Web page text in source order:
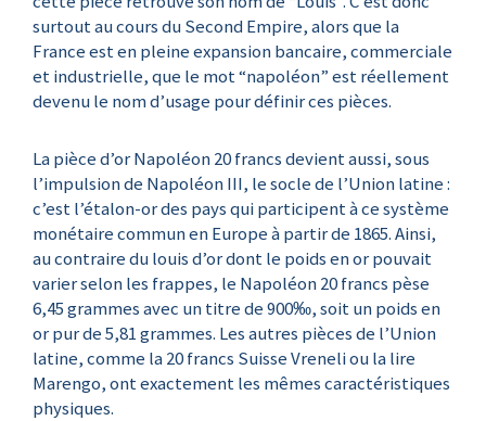
surtout au cours du Second Empire, alors que la
France est en pleine expansion bancaire, commerciale
et industrielle, que le mot “napoléon” est réellement
devenu le nom d’usage pour définir ces pièces.
La pièce d’or Napoléon 20 francs devient aussi, sous
l’impulsion de Napoléon III, le socle de l’Union latine :
c’est l’étalon-or des pays qui participent à ce système
monétaire commun en Europe à partir de 1865. Ainsi,
au contraire du louis d’or dont le poids en or pouvait
varier selon les frappes, le Napoléon 20 francs pèse
6,45 grammes avec un titre de 900‰, soit un poids en
or pur de 5,81 grammes. Les autres pièces de l’Union
latine, comme la 20 francs Suisse Vreneli ou la lire
Marengo, ont exactement les mêmes caractéristiques
physiques.